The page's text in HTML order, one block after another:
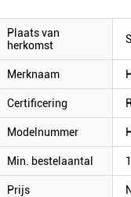
Plaats van
herkomst
Merknaam
Certificering
Modelnummer
Min. bestelaantal
Prijs